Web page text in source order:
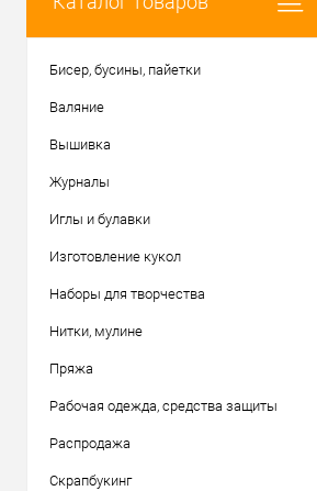
Бисер, бусины, пайетки
Валяние
Вышивка
Журналы
Иглы и булавки
Изготовление кукол
Наборы для творчества
Нитки, мулине
Пряжа
Рабочая одежда, средства защиты
Распродажа
Скрапбукинг